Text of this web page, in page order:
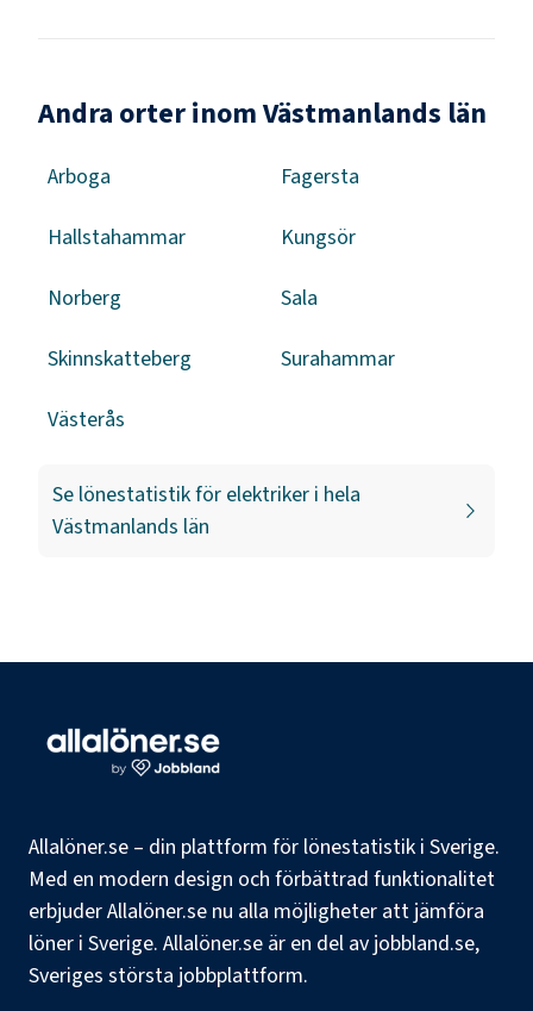
Andra orter inom Västmanlands län
Arboga Fagersta
Hallstahammar Kungsör
Norberg Sala
Skinnskatteberg Surahammar
Västerås
Se lönestatistik för elektriker i hela
Västmanlands län
Allalöner.se – din plattform för lönestatistik i Sverige.
Med en modern design och förbättrad funktionalitet
erbjuder Allalöner.se nu alla möjligheter att jämföra
löner i Sverige. Allalöner.se är en del av jobbland.se,
Sveriges största jobbplattform.